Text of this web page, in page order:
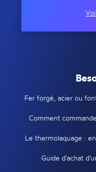
Fer forgé, acier ou
Comment
Le thermolaquage :
Guide d'achat